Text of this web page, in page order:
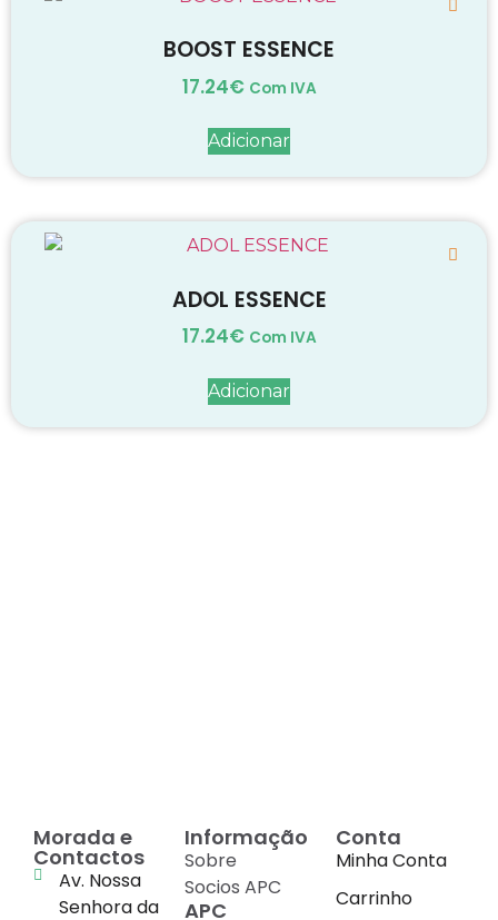
BOOST ESSENCE
17.24€ Com IVA
Adicionar
ADOL ESSENCE
17.24€ Com IVA
Adicionar
Morada e
Contactos
Av. Nossa
Senhora da
Informação
Sobre
Socios APC
APC
Conta
Minha Conta
Carrinho